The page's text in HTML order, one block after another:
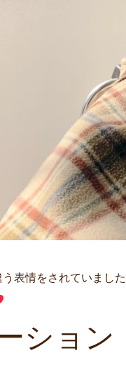
表情をされていました
ション